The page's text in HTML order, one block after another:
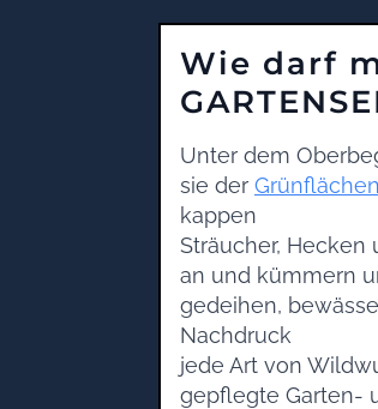
Wie darf
Unter dem
sie der
kappen
Sträucher, Hecken
an und kümmern
gedeihen,
Nachdruck
jede Art von
gepflegte Garten-